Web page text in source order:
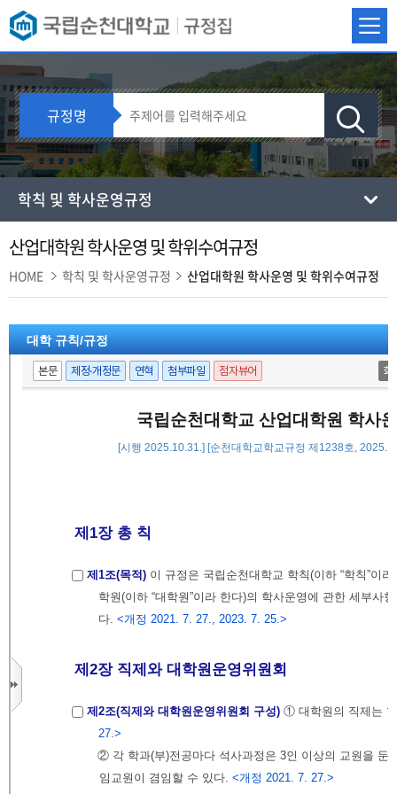
규정명
학칙 및 학사운영규정
산업대학원 학사운영 및 학위수여규정
HOME 학칙 및 학사운영규정 산업대학원 학사운영 및 학위수여규정